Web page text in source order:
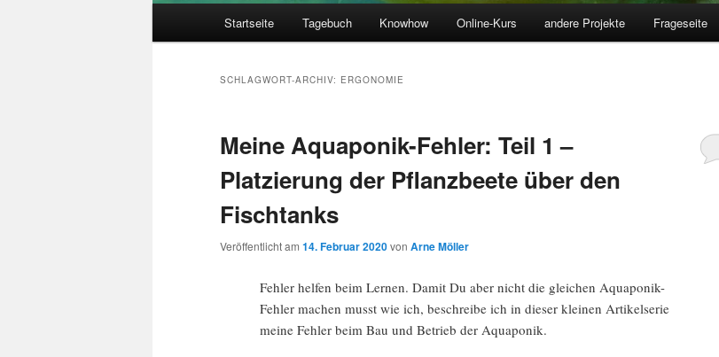
Startseite Tagebuch Knowhow Online-Kurs andere Projekte Frageseite
SCHLAGWORT-ARCHIV: ERGONOMIE
Meine Aquaponik-Fehler: Teil 1 –
Platzierung der Pflanzbeete über den
Fischtanks
Veröffentlicht am 14. Februar 2020von Arne Möller
Fehler helfen beim Lernen. Damit Du aber nicht die gleichen Aquaponik-
Fehler machen musst wie ich, beschreibe ich in dieser kleinen Artikelserie
meine Fehler beim Bau und Betrieb der Aquaponik.